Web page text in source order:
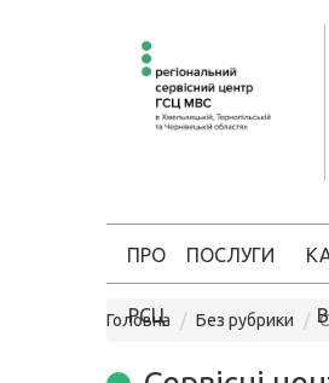
ПРО
РСЦ
ПОСЛУГИ
Головна Без рубрики